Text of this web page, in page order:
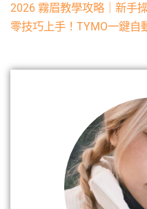
2026 霧眉教學攻略｜新手
零技巧上手！TYMO一鍵自